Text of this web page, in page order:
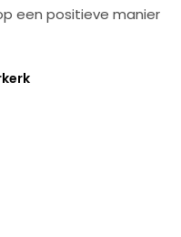
een positieve manier